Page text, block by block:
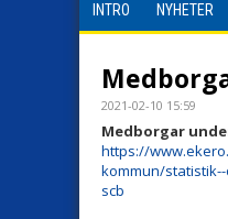
INTRO NYHETER
2021-02-10 15:59
Medborgar
https://
kommun/
scb